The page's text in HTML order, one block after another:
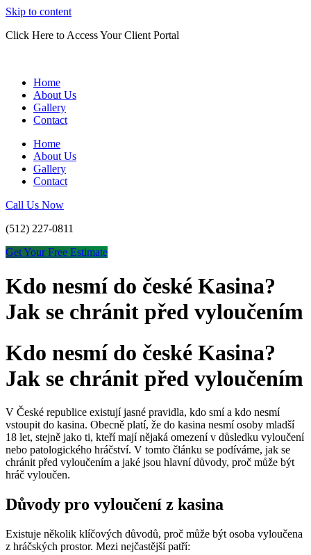
Skip to content
Click Here to Access Your Client Portal
Home
About Us
Gallery
Contact
Home
About Us
Gallery
Contact
Call Us Now
(512) 227-0811
Get Your Free Estimate
Kdo nesmí do české Kasina?
Jak se chránit před vyloučením
Kdo nesmí do české Kasina?
Jak se chránit před vyloučením
V České republice existují jasné pravidla, kdo smí a kdo nesmí
vstoupit do kasina. Obecně platí, že do kasina nesmí osoby mladší
18 let, stejně jako ti, kteří mají nějaká omezení v důsledku vyloučení
nebo patologického hráčství. V tomto článku se podíváme, jak se
chránit před vyloučením a jaké jsou hlavní důvody, proč může být
hráč vyloučen.
Důvody pro vyloučení z kasina
Existuje několik klíčových důvodů, proč může být osoba vyloučena
z hráčských prostor. Mezi nejčastější patří: